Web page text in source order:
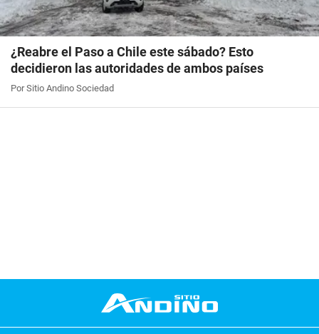
¿Reabre el Paso a Chile este sábado? Esto
decidieron las autoridades de ambos países
Por Sitio Andino Sociedad